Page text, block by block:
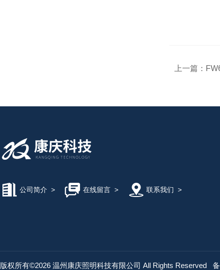
上一篇：
公司简介 > 在线留言> 联系我们 >
版权所有©2026 温州康庆照明科技有限公司 All Rights Reserved